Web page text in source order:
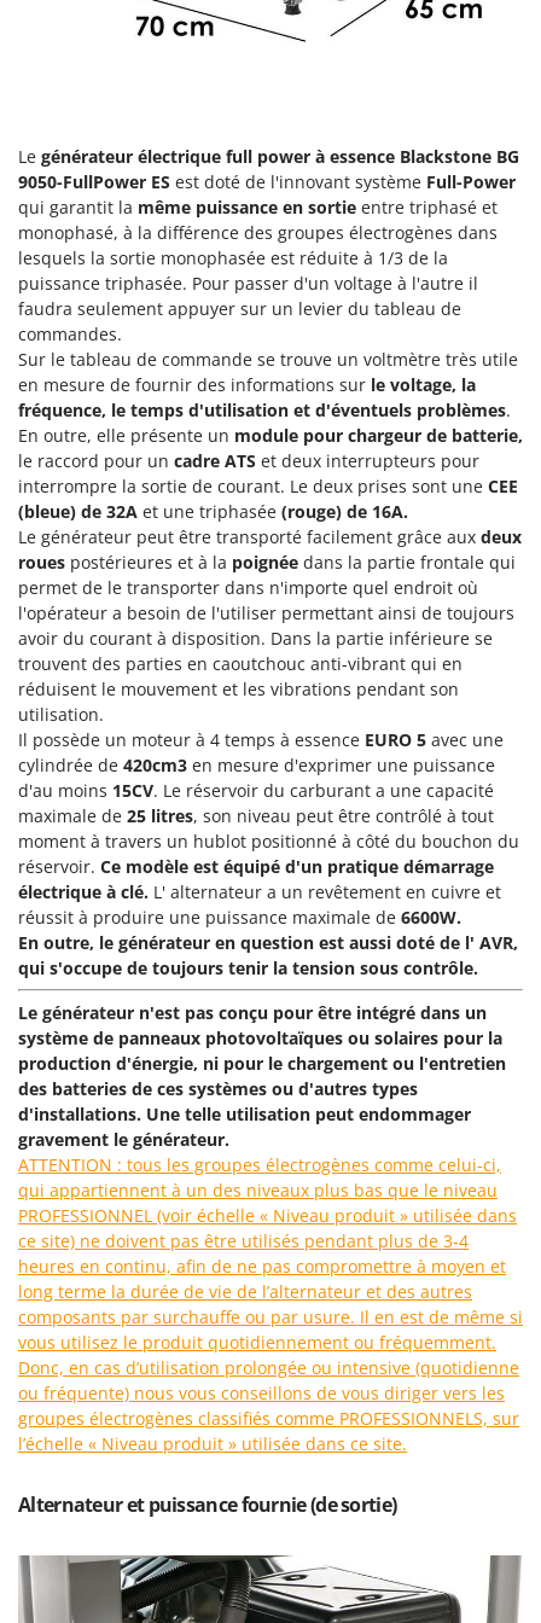
Groupes électrogènes
Gyrobroyeurs à lame pour tracteur
Hachoirs à viande
Herses à Dents
Herses Rotatives
L
Lames à neige
Lames niveleuses pour tracteur
Lave-vitres
Lieuses électriques pour vignes
M
Machines à pâtes
Machines pour la transformation des fruits
Machines sous vide
Motobineuses
Motoculteurs
Motofaucheuses
Motopompes pour irrigation
Moulins à céréales électriques
Moulins à farine
N
Nettoyeurs et Balais à vapeur
Nettoyeurs haute pression
Nettoyeurs tapis, moquettes et tapisseries
P
Peignes vibreurs et Secoueurs à olives
Pelles rétros pour tracteur
Perches Élagueuses
Pétrins à Spirale
Piscines
Planteuses de pommes de terre pour tracteur
Plateaux de coupe pour tracteur
Plumeuses
Pompes d'irrigation à tracteur
Pompes de transfert
Pompes immergées électriques
Postes à souder
Poussoirs à saucisse
Presses à pellets
Pressoirs à fruits
Pressoirs à Raisin
Einhell
Elegen
Energy Gruppi
Enotecnica Pillan
Eschenfelder
EuroMech
Eurosystems
F
FAC
Fama Industrie
Famag
Famur
FARMER
FBC
Ferrari Group
Ferroni
Ferrua
FIAC
FIEM
Fimar
FINI
Fiorentini
Fiskars
Flymo
Fontana Forni
Forest Master
Francini
G
G3 Ferrari
Gardena
Garofalo
GeoTech
GeoTech Pro
Gierre
Ginko - MGM
Gipeco
GRAEF
GreenBay
Greenworks
Le générateur électrique full power à essence Blackstone BG
9050-FullPower ES est doté de l'innovant système Full-Power
qui garantit la même puissance en sortie entre triphasé et
monophasé, à la différence des groupes électrogènes dans
lesquels la sortie monophasée est réduite à 1/3 de la
puissance triphasée. Pour passer d'un voltage à l'autre il
faudra seulement appuyer sur un levier du tableau de
commandes.
Sur le tableau de commande se trouve un voltmètre très utile
en mesure de fournir des informations sur le voltage, la
fréquence, le temps d'utilisation et d'éventuels problèmes.
En outre, elle présente un module pour chargeur de batterie,
le raccord pour un cadre ATS et deux interrupteurs pour
interrompre la sortie de courant. Le deux prises sont une CEE
(bleue) de 32A et une triphasée (rouge) de 16A.
Le générateur peut être transporté facilement grâce aux deux
roues postérieures et à la poignée dans la partie frontale qui
permet de le transporter dans n'importe quel endroit où
l'opérateur a besoin de l'utiliser permettant ainsi de toujours
avoir du courant à disposition. Dans la partie inférieure se
trouvent des parties en caoutchouc anti-vibrant qui en
réduisent le mouvement et les vibrations pendant son
utilisation.
Il possède un moteur à 4 temps à essence EURO 5 avec une
cylindrée de 420cm3 en mesure d'exprimer une puissance
d'au moins 15CV. Le réservoir du carburant a une capacité
maximale de 25 litres, son niveau peut être contrôlé à tout
moment à travers un hublot positionné à côté du bouchon du
réservoir. Ce modèle est équipé d'un pratique démarrage
électrique à clé. L' alternateur a un revêtement en cuivre et
réussit à produire une puissance maximale de 6600W.
En outre, le générateur en question est aussi doté de l' AVR,
qui s'occupe de toujours tenir la tension sous contrôle.
Le générateur n'est pas conçu pour être intégré dans un
système de panneaux photovoltaïques ou solaires pour la
production d'énergie, ni pour le chargement ou l'entretien
des batteries de ces systèmes ou d'autres types
d'installations. Une telle utilisation peut endommager
gravement le générateur.
ATTENTION : tous les groupes électrogènes comme celui-ci,
qui appartiennent à un des niveaux plus bas que le niveau
PROFESSIONNEL (voir échelle « Niveau produit » utilisée dans
ce site) ne doivent pas être utilisés pendant plus de 3-4
heures en continu, afin de ne pas compromettre à moyen et
long terme la durée de vie de l’alternateur et des autres
composants par surchauffe ou par usure. Il en est de même si
vous utilisez le produit quotidiennement ou fréquemment.
Donc, en cas d’utilisation prolongée ou intensive (quotidienne
ou fréquente) nous vous conseillons de vous diriger vers les
groupes électrogènes classifiés comme PROFESSIONNELS, sur
l’échelle « Niveau produit » utilisée dans ce site.
Alternateur et puissance fournie (de sortie)